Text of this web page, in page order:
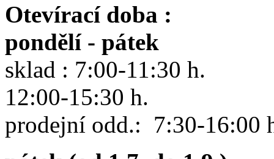
Otevírací doba :
pondělí - pátek
sklad : 7:00-11:30 h.
12:00-15:30 h.
prodejní odd.: 7:30-16:00